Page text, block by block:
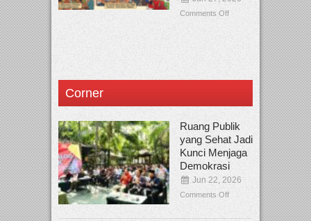
Comments Off
Corner
Ruang Publik
yang Sehat Jadi
Kunci Menjaga
Demokrasi
Jun 22, 2026
Comments Off